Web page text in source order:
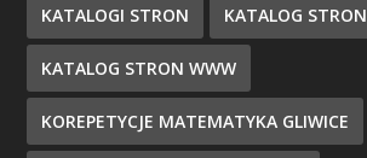
KATALOGI STRON KATALOG STRON
KATALOG STRON WWW
KOREPETYCJE MATEMATYKA GLIWICE